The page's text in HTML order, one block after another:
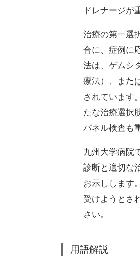
ドレナージが
治療の第一選
合に、症例に
法は、ゲムシ
療法）、また
されています
たな治療選択
パネル検査も
九州大学病院
診断と適切な
お示しします
受けようとさ
さい。
用語解説